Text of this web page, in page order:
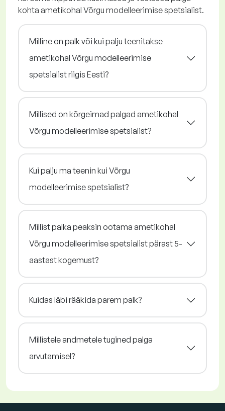
kohta ametikohal Võrgu modelleerimise spetsialist.
Milline on palk või kui palju teenitakse
ametikohal Võrgu modelleerimise
spetsialist riigis Eesti?
Millised on kõrgeimad palgad ametikohal
Võrgu modelleerimise spetsialist?
Kui palju ma teenin kui Võrgu
modelleerimise spetsialist?
Millist palka peaksin ootama ametikohal
Võrgu modelleerimise spetsialist pärast 5-
aastast kogemust?
Kuidas läbi rääkida parem palk?
Millistele andmetele tugined palga
arvutamisel?